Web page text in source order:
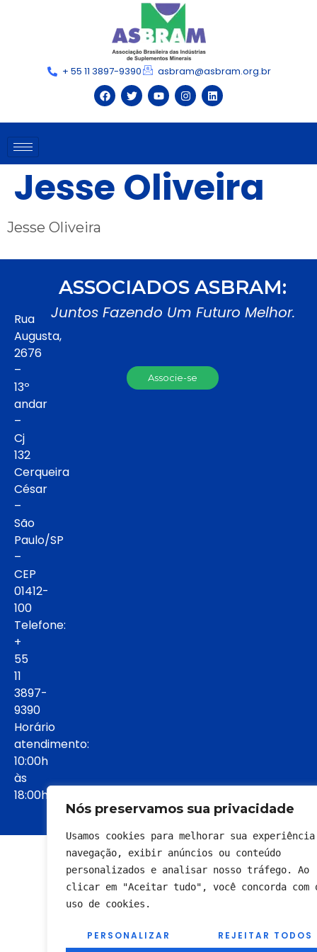
Nós preservamos sua privacidade
Usamos cookies para melhorar sua
navegação, exibir anúncios ou conteúdo
personalizados e analisar nosso tráfego. Ao
clicar em "Aceitar tudo", você concorda com
uso de cookies.
PERSONALIZAR REJEITAR TODOS
+ 55 11 3897-9390 asbram@asbram.org.br
Jesse Oliveira
Jesse Oliveira
Rua
Augusta,
2676
–
13º
andar
–
Cj
132
Cerqueira
César
–
São
Paulo/SP
–
CEP
01412-
100
Telefone:
+
55
11
3897-
9390
Horário
atendimento:
10:00h
às
18:00h:
ASSOCIADOS ASBRAM:
Juntos Fazendo Um Futuro Melhor.
Associe-se
© 2022 - Todos os direitos reservados